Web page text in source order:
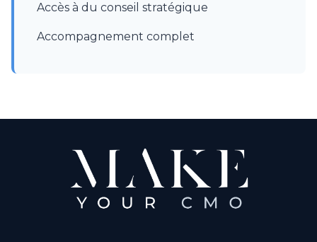
Accès à du conseil stratégique
Accompagnement complet